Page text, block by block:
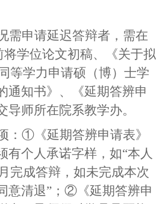
需申请延迟答辩者 ， 需在
将学位论文初稿、《关于拟
等学力申请硕（博）士学
通知书》、《延期答辨申
导师所在院系教学办。
： ①《延期答辨申请表》
有个人承诺字样，如“本人
月完成答辩，如未完成本次
意清退”；②《延期答辨申